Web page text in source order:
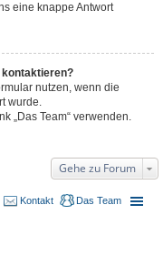
eine knappe Antwort
nutzen, wenn die
wurde.
„Das Team“ verwenden.
Gehe zu Forum
Das Team
Kontakt